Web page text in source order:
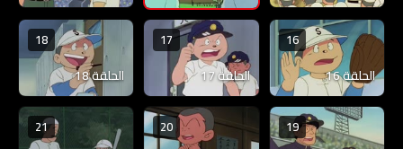
16
الحلقة 16
17
الحلقة 17
18
الحلقة 18
19
20
21